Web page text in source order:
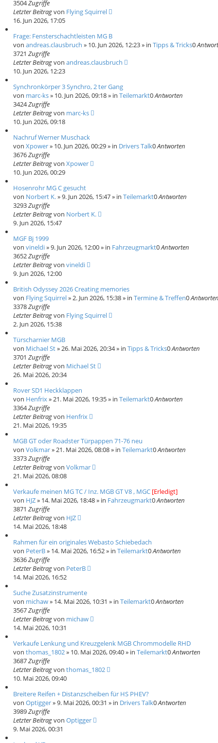
3504Zugriffe
Letzter Beitragvon Flying Squirrel
16. Jun 2026, 17:05
Frage: Fensterschachtleisten MG B
von andreas.clausbruch » 10. Jun 2026, 12:23» in Tipps & Tricks0
3721 Zugriffe
Letzter Beitragvon andreas.clausbruch
10. Jun 2026, 12:23
Synchronkörper 3 Synchro, 2 ter Gang
von marc-ks» 10. Jun 2026, 09:18» in Teilemarkt0Antworten
3424Zugriffe
Letzter Beitragvon marc-ks
10. Jun 2026, 09:18
Nachruf Werner Muschack
von Xpower» 10. Jun 2026, 00:29» in Drivers Talk0Antworten
3676Zugriffe
Letzter Beitragvon Xpower
10. Jun 2026, 00:29
Hosenrohr MG C gesucht
von Norbert K.»9. Jun 2026, 15:47» in Teilemarkt0Antworten
3293Zugriffe
Letzter Beitragvon Norbert K.
9. Jun 2026, 15:47
MGF Bj 1999
von vineldi»9. Jun 2026, 12:00» in Fahrzeugmarkt0Antworten
3652Zugriffe
Letzter Beitragvon vineldi
9. Jun 2026, 12:00
British Odyssey 2026 Creating memories
von Flying Squirrel»2. Jun 2026, 15:38» in Termine & Treffen0
3378Zugriffe
Letzter Beitragvon Flying Squirrel
2. Jun 2026, 15:38
Türscharnier MGB
von Michael St»26. Mai 2026, 20:34» in Tipps & Tricks0Antworten
3701 Zugriffe
Letzter Beitragvon Michael St
26. Mai 2026, 20:34
Rover SD1 Heckklappen
von Henfrix»21. Mai 2026, 19:35» in Teilemarkt0Antworten
3364Zugriffe
Letzter Beitragvon Henfrix
21. Mai 2026, 19:35
MGB GT oder Roadster Türpappen 71-76 neu
von Volkmar»21. Mai 2026, 08:08» in Teilemarkt0Antworten
3373Zugriffe
Letzter Beitragvon Volkmar
21. Mai 2026, 08:08
Verkaufe meinen MG TC / Inz. MGB GT V8 , MGC [Erledigt]
von HJZ» 14. Mai 2026, 18:48» in Fahrzeugmarkt0Antworten
3871 Zugriffe
Letzter Beitragvon HJZ
14. Mai 2026, 18:48
Rahmen für ein originales Webasto Schiebedach
von PeterB» 14. Mai 2026, 16:52» in Teilemarkt0Antworten
3636Zugriffe
Letzter Beitragvon PeterB
14. Mai 2026, 16:52
Suche Zusatzinstrumente
von michaw» 14. Mai 2026, 10:31 » in Teilemarkt0Antworten
3567Zugriffe
Letzter Beitragvon michaw
14. Mai 2026, 10:31
Verkaufe Lenkung und Kreuzgelenk MGB Chrommodelle RHD
von thomas_1802» 10. Mai 2026, 09:40» in Teilemarkt0Antworten
3687Zugriffe
Letzter Beitragvon thomas_1802
10. Mai 2026, 09:40
Breitere Reifen + Distanzscheiben für HS PHEV?
von Optigger»9. Mai 2026, 00:31 » in Drivers Talk0Antworten
3989Zugriffe
Letzter Beitragvon Optigger
9. Mai 2026, 00:31